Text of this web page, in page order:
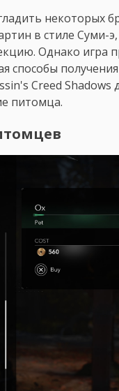
некоторых
в стиле
Однако игра
способы
Creed
питомца.